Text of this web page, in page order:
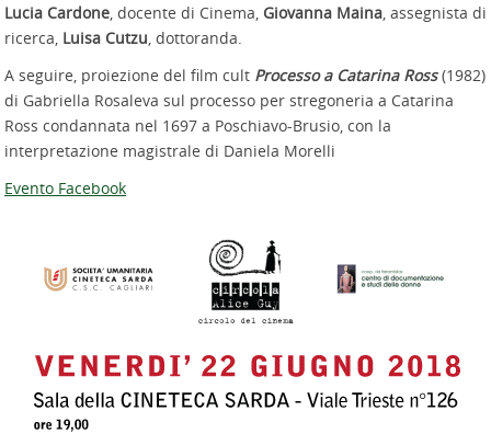
Lucia Cardone , docente di Cinema, Giovanna Maina , assegnista di
ricerca, Luisa Cutzu , dottoranda.
A seguire, proiezione del film cult Processo a Catarina Ross(1982)
di Gabriella Rosaleva sul processo per stregoneria a Catarina
Ross condannata nel 1697 a Poschiavo-Brusio, con la
interpretazione magistrale di Daniela Morelli
Evento Facebook